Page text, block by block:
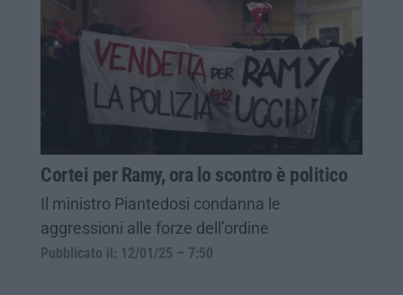
Cortei per Ramy, ora lo scontro è politico
Il ministro Piantedosi condanna le
aggressioni alle forze dell’ordine
Pubblicato il: 12/01/25 – 7:50